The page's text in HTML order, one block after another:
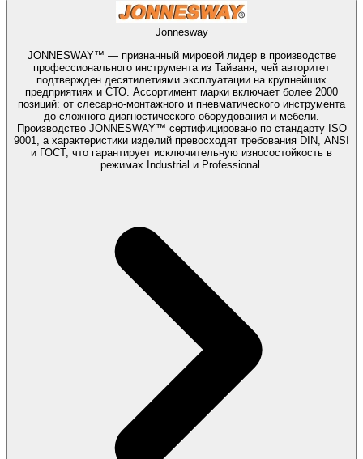
Jonnesway
JONNESWAY™ — признанный мировой лидер в производстве
профессионального инструмента из Тайваня, чей авторитет
подтвержден десятилетиями эксплуатации на крупнейших
предприятиях и СТО. Ассортимент марки включает более 2000
позиций: от слесарно-монтажного и пневматического инструмента
до сложного диагностического оборудования и мебели.
Производство JONNESWAY™ сертифицировано по стандарту ISO
9001, а характеристики изделий превосходят требования DIN, ANSI
и ГОСТ, что гарантирует исключительную износостойкость в
режимах Industrial и Professional.